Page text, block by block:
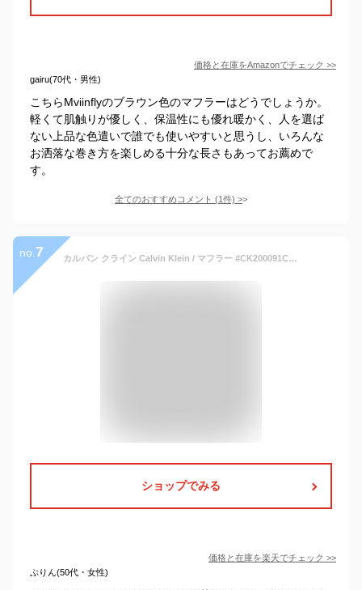
価格と在庫をAmazonでチェック >>
gairu(70代・男性)
こちらMviinflyのブラウン色のマフラーはどうでしょうか。
軽くて肌触りが優しく、保温性にも優れ暖かく、人を選ば
ない上品な色遣いで誰でも使いやすいと思うし、いろんな
お洒落な巻き方を楽しめる十分な長さもあってお薦めで
す。
全てのおすすめコメント (1件) >
no. 7 カルバン クライン Calvin Klein / マフラー #CK200091C 015 Gray
ショップでみる
価格と在庫を楽天でチェック >>
ぷりん(50代・女性)